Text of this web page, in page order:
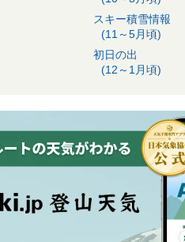
スキー積雪情報
(11～5月頃)
初日の出
(12～1月頃)